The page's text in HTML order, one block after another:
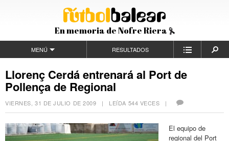
En memoria de Nofre Riera
MENÚ RESULTADOS
Llorenç Cerdá entrenará al Port de
Pollença de Regional
VIERNES, 31 DE JULIO DE 2009 | LEÍDA 544 VECES |
El equipo de
regional del Port